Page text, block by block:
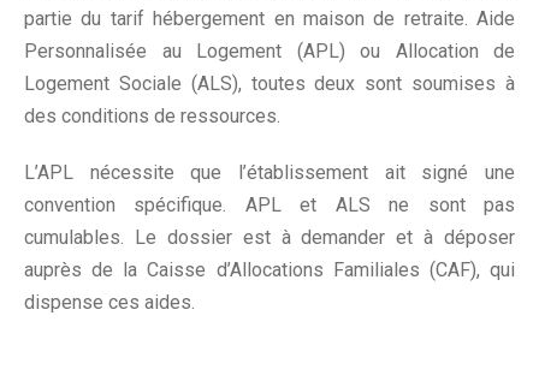
partie du tarif hébergement en maison de retraite. Aide
Personnalisée au Logement (APL) ou Allocation de
Logement Sociale (ALS), toutes deux sont soumises à
des conditions de ressources.
L’APL nécessite que l’établissement ait signé une
convention spécifique. APL et ALS ne sont pas
cumulables. Le dossier est à demander et à déposer
auprès de la Caisse d’Allocations Familiales (CAF), qui
dispense ces aides.